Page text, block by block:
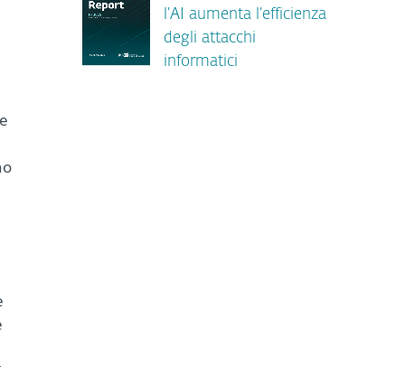
l’AI aumenta l’efficienza
degli attacchi
informatici